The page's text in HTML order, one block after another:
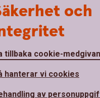
och
tillbaka cookie-
hanterar vi cookies
av